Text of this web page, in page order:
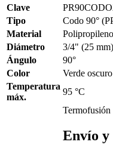
Clave
Tipo
Codo 90°
Material
Diámetro
3/4" (25 mm)
Ángulo
90°
Color
Verde oscuro
Temperatura
máx.
95 °C
Termofusión
Envío y